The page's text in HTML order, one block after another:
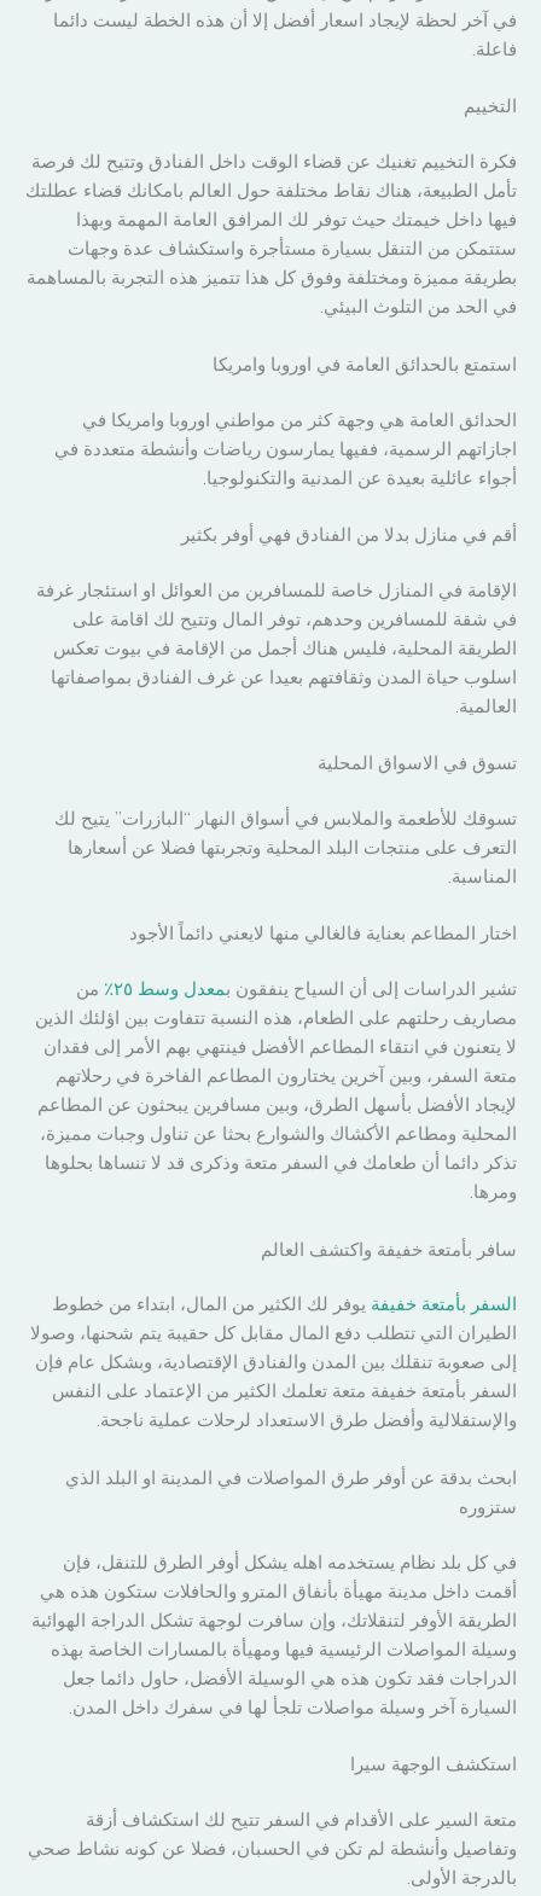
في آخر لحظة لإيجاد اسعار أفضل إلا أن هذه الخطة ليست دائما
فاعلة.
التخييم
فكرة التخييم تغنيك عن قضاء الوقت داخل الفنادق وتتيح لك فرصة
تأمل الطبيعة، هناك نقاط مختلفة حول العالم بامكانك قضاء عطلتك
فيها داخل خيمتك حيث توفر لك المرافق العامة المهمة وبهذا
ستتمكن من التنقل بسيارة مستأجرة واستكشاف عدة وجهات
بطريقة مميزة ومختلفة وفوق كل هذا تتميز هذه التجربة بالمساهمة
في الحد من التلوث البيئي.
استمتع بالحدائق العامة في اوروبا وامريكا
الحدائق العامة هي وجهة كثر من مواطني اوروبا وامريكا في
اجازاتهم الرسمية، ففيها يمارسون رياضات وأنشطة متعددة في
أجواء عائلية بعيدة عن المدنية والتكنولوجيا.
أقم في منازل بدلا من الفنادق فهي أوفر بكثير
الإقامة في المنازل خاصة للمسافرين من العوائل او استئجار غرفة
في شقة للمسافرين وحدهم، توفر المال وتتيح لك اقامة على
الطريقة المحلية، فليس هناك أجمل من الإقامة في بيوت تعكس
اسلوب حياة المدن وثقافتهم بعيدا عن غرف الفنادق بمواصفاتها
العالمية.
تسوق في الاسواق المحلية
تسوقك للأطعمة والملابس في أسواق النهار “البازرات” يتيح لك
التعرف على منتجات البلد المحلية وتجربتها فضلا عن أسعارها
المناسبة.
اختار المطاعم بعناية فالغالي منها لايعني دائماً الأجود
تشير الدراسات إلى أن السياح ينفقون بمعدل وسط ٢٥٪
من
مصاريف رحلتهم على الطعام، هذه النسبة تتفاوت بين اؤلئك الذين
لا يتعنون في انتقاء المطاعم الأفضل فينتهي بهم الأمر إلى فقدان
متعة السفر، وبين آخرين يختارون المطاعم الفاخرة في رحلاتهم
لإيجاد الأفضل بأسهل الطرق، وبين مسافرين يبحثون عن المطاعم
المحلية ومطاعم الأكشاك والشوارع بحثا عن تناول وجبات مميزة،
تذكر دائما أن طعامك في السفر متعة وذكرى قد لا تنساها بحلوها
ومرها.
سافر بأمتعة خفيفة واكتشف العالم
السفر بأمتعة خفيفة يوفر لك الكثير من المال، ابتداء من خطوط
الطيران التي تتطلب دفع المال مقابل كل حقيبة يتم شحنها، وصولا
إلى صعوبة تنقلك بين المدن والفنادق الإقتصادية، وبشكل عام فإن
السفر بأمتعة خفيفة متعة تعلمك الكثير من الإعتماد على النفس
والإستقلالية وأفضل طرق الاستعداد لرحلات عملية ناجحة.
ابحث بدقة عن أوفر طرق المواصلات في المدينة او البلد الذي
ستزوره
في كل بلد نظام يستخدمه اهله يشكل أوفر الطرق للتنقل، فإن
أقمت داخل مدينة مهيأة بأنفاق المترو والحافلات ستكون هذه هي
الطريقة الأوفر لتنقلاتك، وإن سافرت لوجهة تشكل الدراجة الهوائية
وسيلة المواصلات الرئيسية فيها ومهيأة بالمسارات الخاصة بهذه
الدراجات فقد تكون هذه هي الوسيلة الأفضل، حاول دائما جعل
السيارة آخر وسيلة مواصلات تلجأ لها في سفرك داخل المدن.
استكشف الوجهة سيرا
متعة السير على الأقدام في السفر تتيح لك استكشاف أزقة
وتفاصيل وأنشطة لم تكن في الحسبان، فضلا عن كونه نشاط صحي
بالدرجة الأولى.